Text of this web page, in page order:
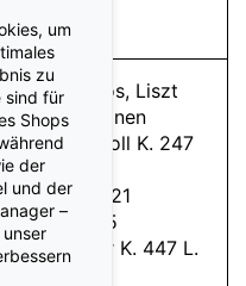
Granados, Liszt
cis-Moll K. 247
cis-Moll R. 21
G-Dur R. 45
G-Dur K. 447 L.
um
zu
sind für
Shops
der
und der
–